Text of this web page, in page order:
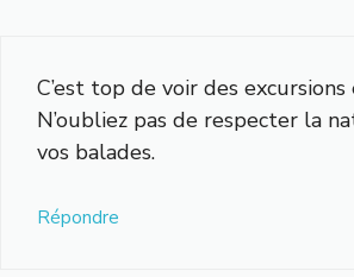
C’est top de voir des
N’oubliez pas de respecter la
vos balades.
Répondre